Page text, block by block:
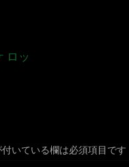
ロッ
付いている欄は必須項目です